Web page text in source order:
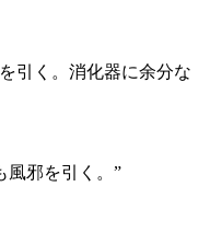
引く。消化器に余分な
風邪を引く。”